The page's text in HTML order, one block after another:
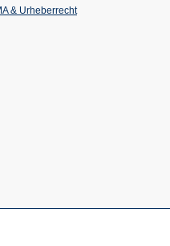
Tab)
& Urheberrecht